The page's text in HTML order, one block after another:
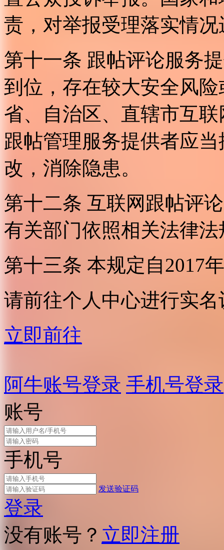
责，对举报受理落实情
第十一条 跟帖评论服务
到位，存在较大安全风
省、自治区、直辖市互
跟帖管理服务提供者应
改，消除隐患。
第十二条 互联网跟帖评
有关部门依照相关法律
第十三条 本规定自2017
请前往个人中心进行实名
立即前往
阿牛账号登录 手机号登录
账号
手机号
发送验证码
登录
没有账号？ 立即注册